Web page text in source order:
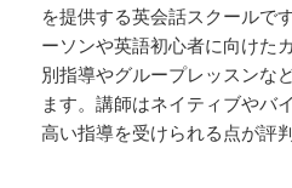
を提供する英会話スクールで
ーソンや英語初心者に向けた
別指導やグループレッスンな
ます。講師はネイティブやバ
高い指導を受けられる点が評判